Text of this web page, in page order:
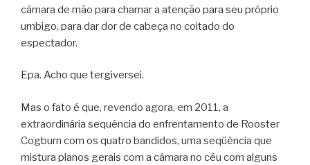
câmara de mão para chamar a atenção para seu próprio
umbigo, para dar dor de cabeça no coitado do
espectador.
Epa. Acho que tergiversei.
Mas o fato é que, revendo agora, em 2011, a
extraordinária sequência do enfrentamento de Rooster
Cogburn com os quatro bandidos, uma seqüência que
mistura planos gerais com a câmara no céu com alguns